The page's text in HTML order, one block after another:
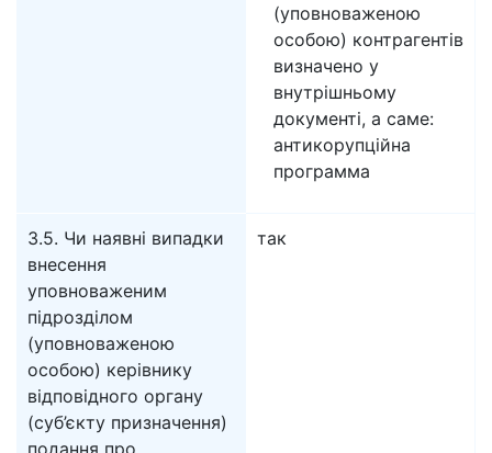
(уповноваженою
особою) контрагентів
визначено у
внутрішньому
документі, а саме:
антикорупційна
программа
3.5. Чи наявні випадки
внесення
уповноваженим
підрозділом
(уповноваженою
особою) керівнику
відповідного органу
(суб’єкту призначення)
подання про
так